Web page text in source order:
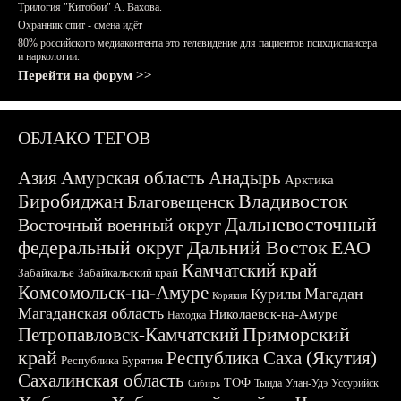
Трилогия "Китобои" А. Вахова.
Охранник спит - смена идёт
80% российского медиаконтента это телевидение для пациентов психдиспансера
и наркологии.
Перейти на форум >>
ОБЛАКО ТЕГОВ
АзияАмурская область Анадырь Арктика
БиробиджанБлаговещенскВладивосток
Восточный военный округДальневосточный
федеральный округДальний ВостокЕАО
Забайкалье Забайкальский край Камчатский край
Комсомольск-на-Амуре Корякия Курилы Магадан
Магаданская область Находка Николаевск-на-Амуре
Петропавловск-КамчатскийПриморский
край Республика Бурятия Республика Саха (Якутия)
Сахалинская область Сибирь ТОФ Тында Улан-Удэ Уссурийск